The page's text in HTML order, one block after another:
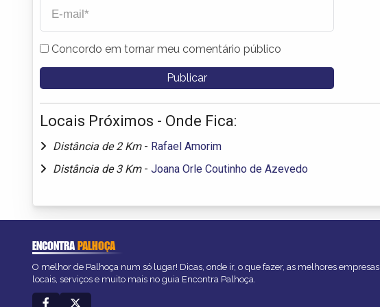
Concordo em tornar meu comentário público
Locais Próximos - Onde Fica:
Distância de 2 Km - Rafael Amorim
Distância de 3 Km - Joana Orle Coutinho de Azevedo
ENCONTRAPALHOÇA
O melhor de Palhoça num só lugar! Dicas, onde ir, o que fazer, as melhores empresas,
locais, serviços e muito mais no guia Encontra Palhoça.